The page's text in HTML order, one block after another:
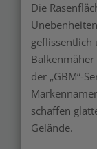
Die
geflissentlich
Balkenmäher
der „GBM“-
schaffen
Gelände.